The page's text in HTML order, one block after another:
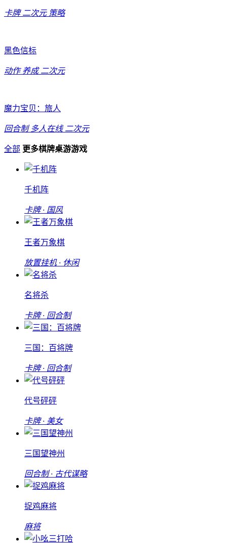
卡牌 二次元 策略
黑色信标
动作 养成 二次元
魔力宝贝：旅人
回合制 多人在线 二次元
全部 更多棋牌桌游游戏
千机阵
卡牌 · 国风
王者万象棋
放置挂机 · 休闲
名将杀
卡牌 · 回合制
三国：百将牌
卡牌 · 回合制
代号砰砰
卡牌 · 美女
三国望神州
回合制 · 古代谋略
捉鸡麻将
麻将